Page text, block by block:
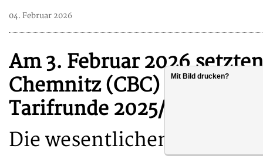
04. Februar 2026
Am 3. Februar 2026
Chemnitz (CBC) die
Tarifrunde 2025/2026 in
Die wesentlichen
Mit Bild drucken?